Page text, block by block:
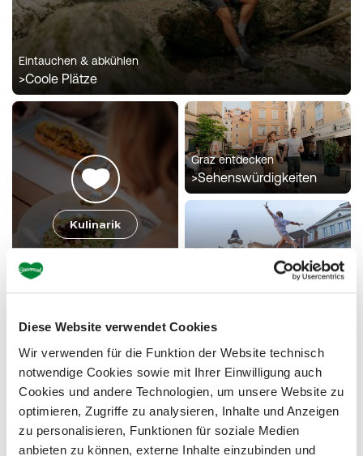
Diese Website verwendet Cookies
Wir verwenden für die Funktion der Website technisch
notwendige Cookies sowie mit Ihrer Einwilligung auch
Cookies und andere Technologien, um unsere Website zu
optimieren, Zugriffe zu analysieren, Inhalte und Anzeigen
zu personalisieren, Funktionen für soziale Medien
anbieten zu können, externe Inhalte einzubinden und
Eintauchen & abkühlen
>Coole Plätze
Kulinarik
Graz entdecken
>Sehenswürdigkeiten
Erleben & dabei sein
Veranstaltungen
Wetterfest
Schlechtwetter-
Tipps
360°
>Radfahren